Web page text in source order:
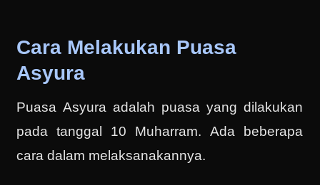
Cara Melakukan Puasa
Asyura
Puasa Asyura adalah puasa yang dilakukan
pada tanggal 10 Muharram. Ada beberapa
cara dalam melaksanakannya.